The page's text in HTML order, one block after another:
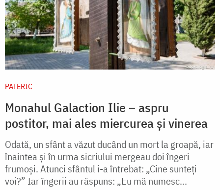
PATERIC
Monahul Galaction Ilie – aspru
postitor, mai ales miercurea și vinerea
Odată, un sfânt a văzut ducând un mort la groapă, iar
înaintea şi în urma sicriului mergeau doi îngeri
frumoşi. Atunci sfântul i-a întrebat: „Cine sunteţi
voi?” Iar îngerii au răspuns: „Eu mă numesc...